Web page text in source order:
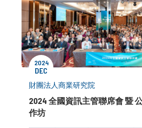
2024
DEC
財團法人商業研究院
2024 全國資訊主管聯席會 暨
作坊